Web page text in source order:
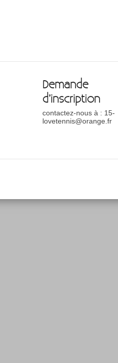
Demande
d’inscription
contactez-nous à : 15-
lovetennis@orange.fr